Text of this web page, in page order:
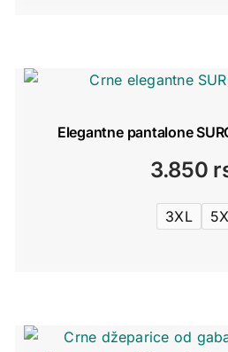
Elegantne pantalone
3.850
3XL